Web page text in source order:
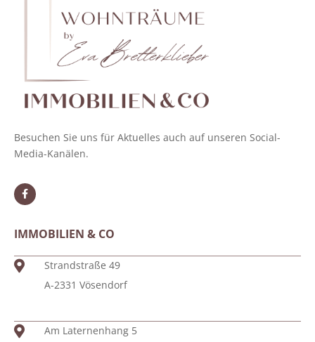
Besuchen Sie uns für Aktuelles auch auf unseren Social-
Media-Kanälen.
IMMOBILIEN & CO
Strandstraße 49
A-2331 Vösendorf
Am Laternenhang 5